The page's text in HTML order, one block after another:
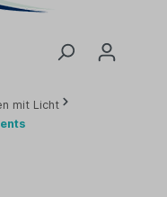
mit Licht